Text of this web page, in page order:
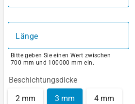
Länge
Bitte geben Sie einen Wert zwischen
700 mm und 100000 mm ein.
Beschichtungsdicke
2 mm 3 mm 4 mm